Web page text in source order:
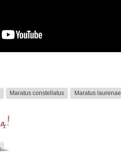
Maratus constellatus Maratus laurenae